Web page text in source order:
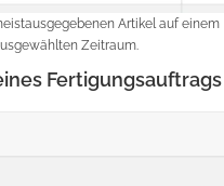
Artikel auf einem
Zeitraum.
Fertigungsauftrags